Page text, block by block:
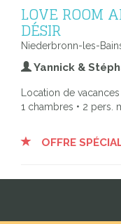
LOVE ROOM
DÉSIR
Niederbronn-les-
Yannick &
Location de
1 chambres • 2 pers.
OFFRE